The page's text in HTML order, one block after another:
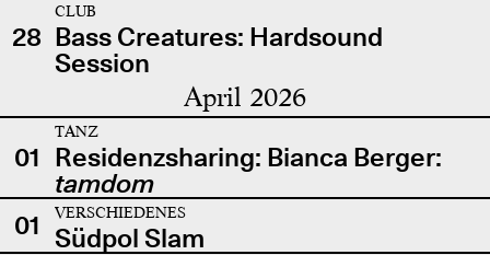
28
CLUB
Bass Creatures: Hardsound
Session
April 2026
01
TANZ
Residenzsharing: Bianca Berger:
tamdom
01
VERSCHIEDENES
Südpol Slam